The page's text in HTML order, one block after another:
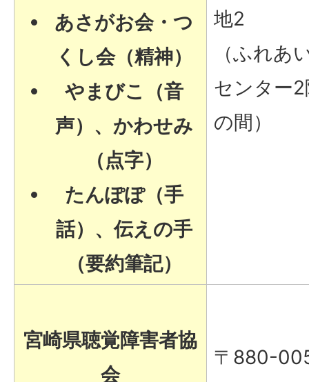
あさがお会・つ
くし会（精神）
やまびこ（音
声）、かわせみ
（点字）
たんぽぽ（手
話）、伝えの手
（要約筆記）
地2
（ふれあ
センター
の間）
宮崎県聴覚障害者協
会
〒880-